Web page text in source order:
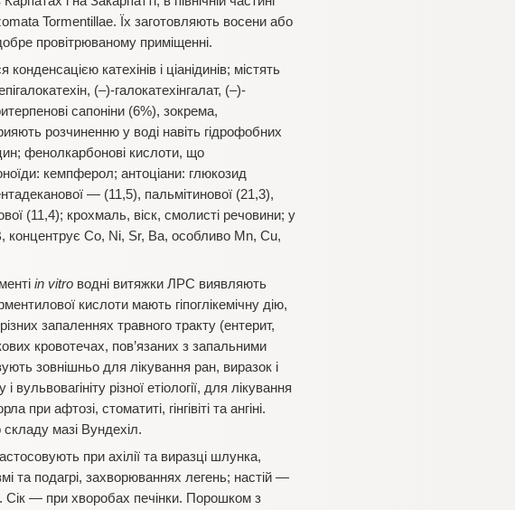
Tormentillae. Їх заготовляють восени або
провітрюваному приміщенні.
катехінів і ціанідинів; містять
(–)-галокатехінгалат, (–)-
сапоніни (6%), зокрема,
розчиненню у воді навіть гідрофобних
фенолкарбонові кислоти, що
кемпферол; антоціани: глюкозид
— (11,5), пальмітинової (21,3),
(11,4); крохмаль, віск, смолисті речовини; у
концентрує Co, Ni, Sr, Ba, особливо Mn, Cu,
in vitro водні витяжки ЛРС виявляють
кислоти мають гіпоглікемічну дію,
запаленнях травного тракту (ентерит,
кровотечах, пов’язаних з запальними
зовнішньо для лікування ран, виразок i
різної етіології, для лікування
афтoзi, стоматиті, гінгівіті та ангіні.
складу мазі Вундехіл.
при axiлії та виразці шлунка,
та подагрі, захворюваннях легень; настій —
Сік — при хворобах печінки. Порошком з